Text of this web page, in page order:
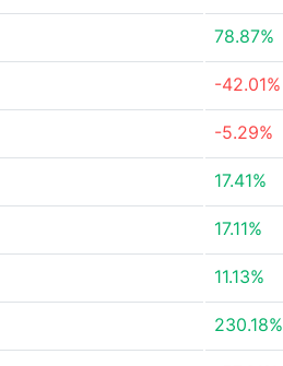
78.87%
-42.01%
-5.29%
17.41%
17.11%
11.13%
230.18%